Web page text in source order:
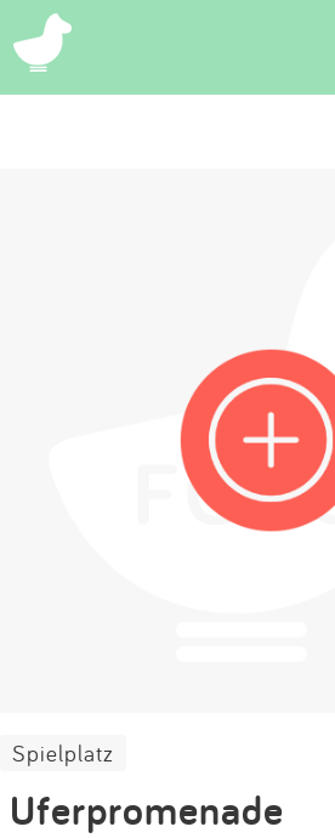
Blog
Partner
Kontakt
Impressum
Spielplatz
Uferpromenade